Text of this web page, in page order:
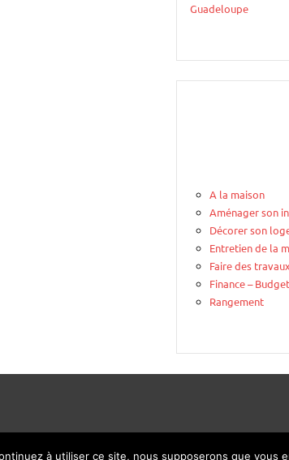
Guadeloupe
A la maison
Aménager son
Décorer son
Entretien de la
Faire des travaux
Finance – Budget
Rangement
à utiliser ce site, nous supposerons que vous